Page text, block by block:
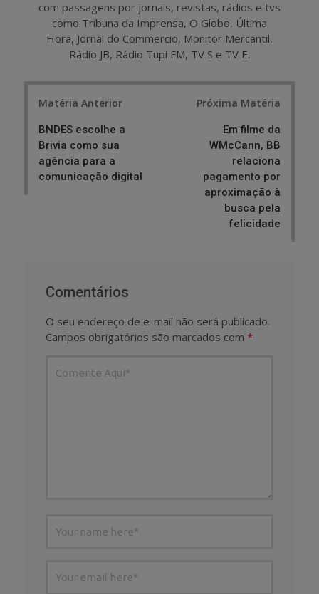
com passagens por jornais, revistas, rádios e tvs
como Tribuna da Imprensa, O Globo, Última
Hora, Jornal do Commercio, Monitor Mercantil,
Rádio JB, Rádio Tupi FM, TV S e TV E.
Matéria Anterior
BNDES escolhe a
Brivia como sua
agência para a
comunicação digital
Próxima Matéria
Em filme da
WMcCann, BB
relaciona
pagamento por
aproximação à
busca pela
felicidade
Comentários
O seu endereço de e-mail não será publicado.
Campos obrigatórios são marcados com *